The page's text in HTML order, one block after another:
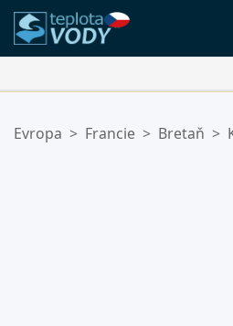
Váš seznam oblíbených je
Evropa > Francie > Bretaň >